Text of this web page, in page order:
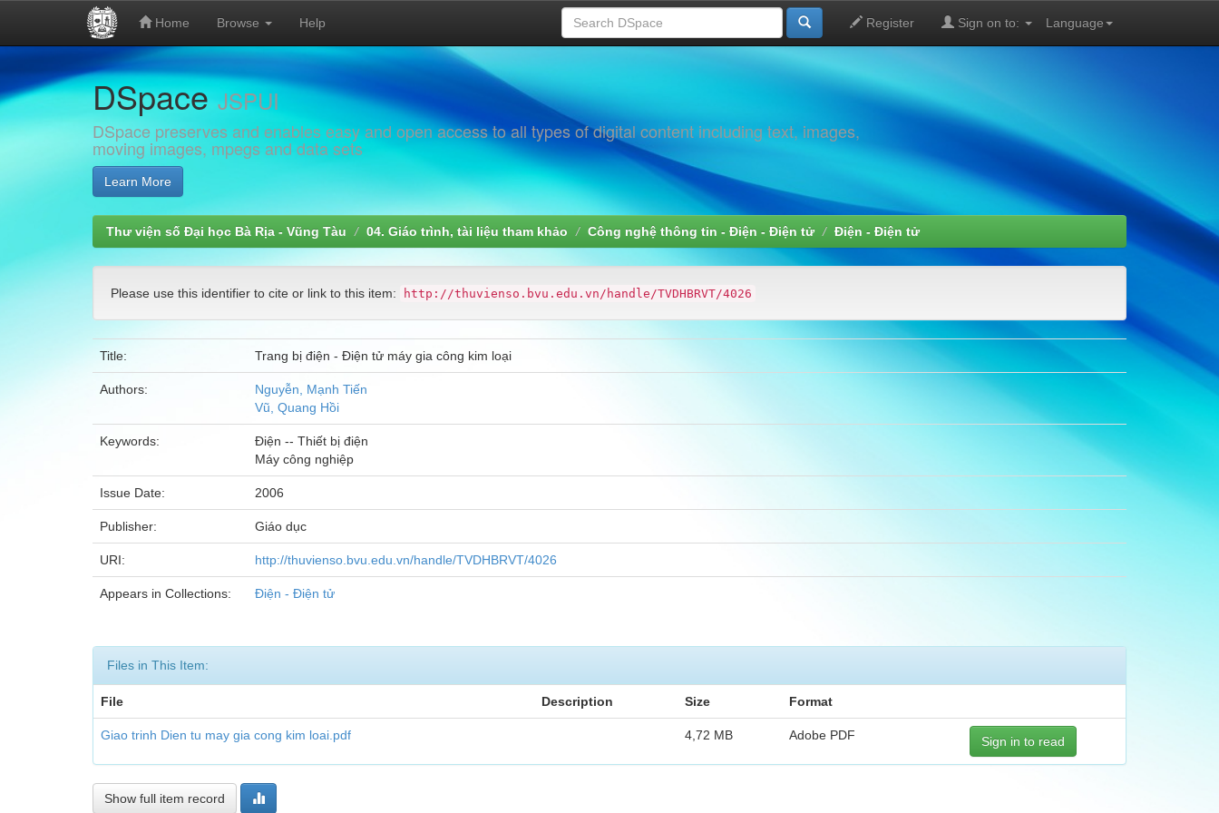
navigation
Home Browse Help Language
Register Sign on to:
DSpaceJSPUI
DSpace preserves and enables easy and open access to all types of digital content including text, images,
moving images, mpegs and data sets
Learn More
Thư viện số Đại học Bà Rịa - Vũng Tàu 04. Giáo trình, tài liệu tham khảo Công nghệ thông tin - Điện - Điện tử Điện - Điện tử
Please use this identifier to cite or link to this item: http://thuvienso.bvu.edu.vn/handle/TVDHBRVT/4026
Title: Trang bị điện - Điện tử máy gia công kim loại
Authors:
Nguyễn, Mạnh Tiến
Vũ, Quang Hồi
Keywords:
Điện -- Thiết bị điện
Máy công nghiệp
Issue Date: 2006
Publisher: Giáo dục
URI: http://thuvienso.bvu.edu.vn/handle/TVDHBRVT/4026
Appears in Collections: Điện - Điện tử
Files in This Item:
File Description Size Format
Giao trinh Dien tu may gia cong kim loai.pdf 4,72 MB Adobe PDF Sign in to read
Show full item record